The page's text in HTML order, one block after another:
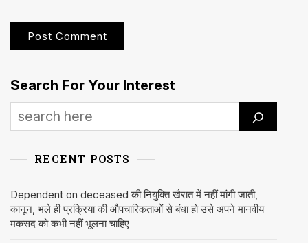
Search For Your Interest
RECENT POSTS
Dependent on deceased की नियुक्ति खैरात में नहीं मांगी जाती,
कानून, भले ही प्रक्रिया की औपचारिकताओं से बंधा हो उसे अपने मानवीय
मकसद को कभी नहीं भूलना चाहिए